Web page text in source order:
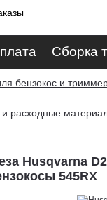
Сборка
бензокос и
и расходные
Husqvarna
545RX